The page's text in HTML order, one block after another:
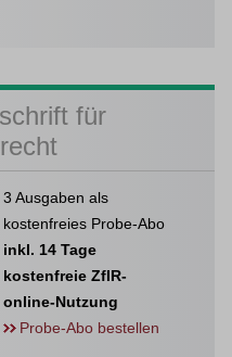
für
3 Ausgaben als
kostenfreies Probe-Abo
inkl. 14 Tage
kostenfreie ZfIR-
online-Nutzung
Probe-Abo bestellen